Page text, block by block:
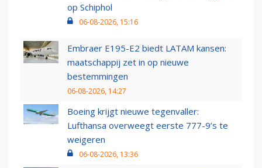
op Schiphol
06-08-2026, 15:16
Embraer E195-E2 biedt LATAM kansen:
maatschappij zet in op nieuwe
bestemmingen
06-08-2026, 14:27
Boeing krijgt nieuwe tegenvaller:
Lufthansa overweegt eerste 777-9’s te
weigeren
06-08-2026, 13:36